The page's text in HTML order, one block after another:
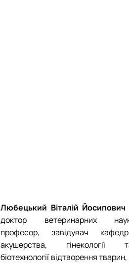
Любецький Віталій Йосипович
доктор ветеринарних
професор, завідувач
акушерства, гінекології
біотехнології відтворення тварин,